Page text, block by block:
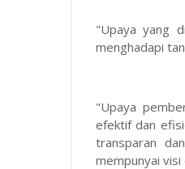
"Upaya yang
menghadapi
"Upaya
efektif dan
transparan
mempunyai visi